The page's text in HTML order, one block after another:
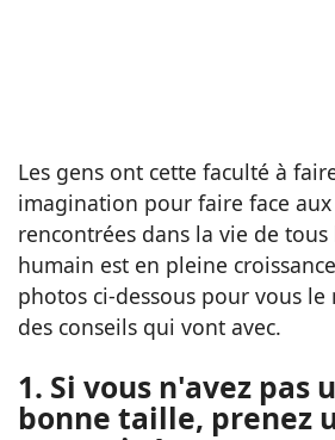
Les gens ont cette faculté à
imagination pour faire face
rencontrées dans la vie de
humain est en pleine
photos ci-dessous pour vous le
des conseils qui vont avec.
1. Si vous n'avez pas
bonne taille, prenez